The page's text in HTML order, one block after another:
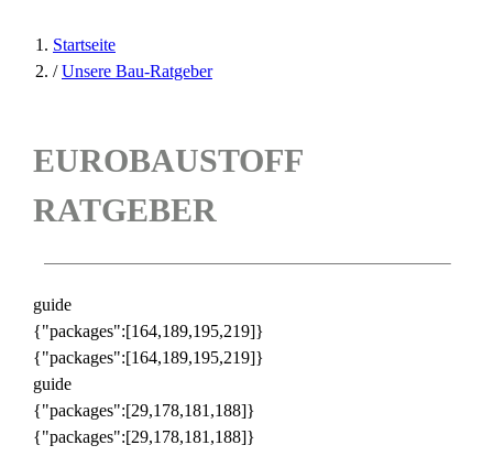
Startseite
/ Unsere Bau-Ratgeber
EUROBAUSTOFF
RATGEBER
guide
{"packages":[164,189,195,219]}
{"packages":[164,189,195,219]}
guide
{"packages":[29,178,181,188]}
{"packages":[29,178,181,188]}